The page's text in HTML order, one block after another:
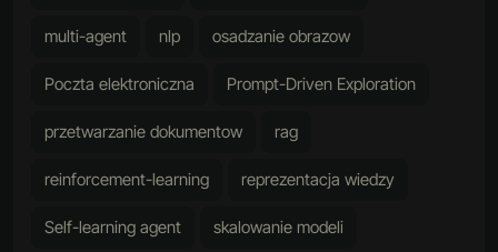
multi-agent nlp osadzanie obrazow
Poczta elektroniczna Prompt-Driven Exploration
przetwarzanie dokumentow rag
reinforcement-learning reprezentacja wiedzy
Self-learning agent skalowanie modeli